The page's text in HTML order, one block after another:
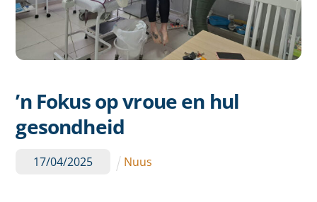
’n Fokus op vroue en hul
gesondheid
17/04/2025 Nuus